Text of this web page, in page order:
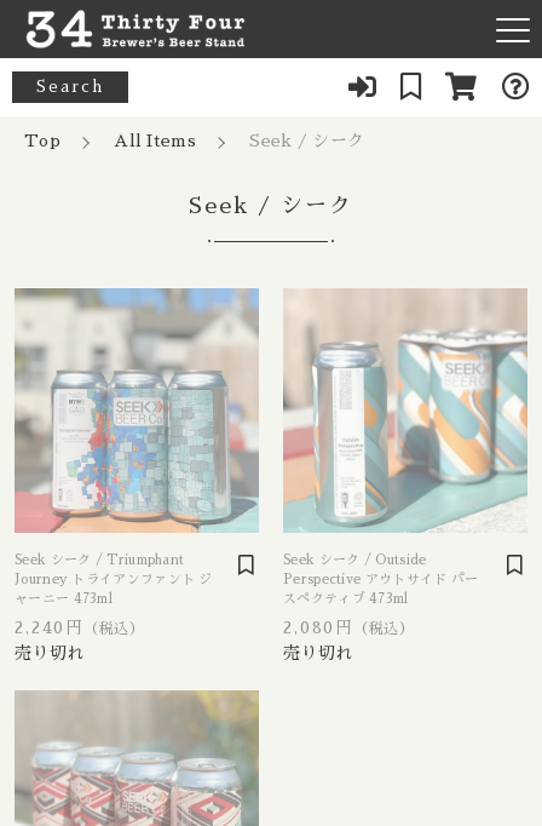
Search
Top All Items Seek / シーク
Seek / シーク
Seek シーク / Triumphant
Journey トライアンファント ジ
ャーニー 473ml
2,240円 （税込）
Seek シーク / Outside
Perspective アウトサイド パー
スペクティブ 473ml
2,080円 （税込）
News
About Us
FAQ
Menu
080-9739-3434
×Closed：Tue, Thu
□Fri：17:00 - 23:30
〇Sat：15:00 - 23:30
◎Sun：15:00 - 22:00
33 Acres / 33エイカーズ
8 Bit / エイトビット
8 Wired / 8ワイアード
Almanac / アルマナック
Ārpus / アールプス
Beachwood / ビーチウッド
Australia / オーストラリア
Belgium / ベルギー
Canada / カナダ
Denmark / デンマーク
UK / イギリス
Republic of Estonia / エストニア共和国
France / フランス
Germany / ドイツ
Hong Kong / 香港
子カテゴリ
価格帯
その他
在庫あり セール
並び順